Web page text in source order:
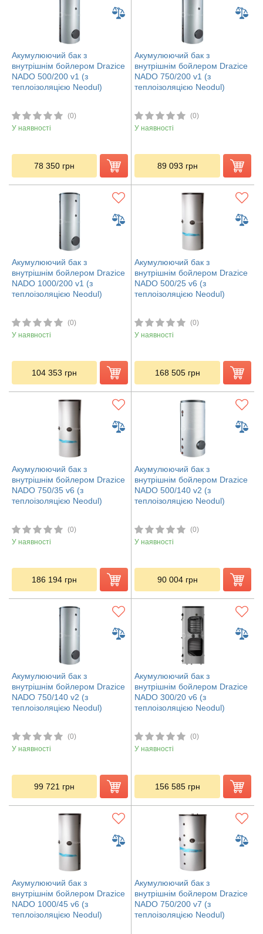
Акумулюючий бак з
внутрішнім бойлером Drazice
NADO 500/200 v1 (з
теплоізоляцією Neodul)
(0)
У наявності
78 350 грн
Акумулюючий бак з
внутрішнім бойлером Drazice
NADO 750/200 v1 (з
теплоізоляцією Neodul)
(0)
У наявності
89 093 грн
Акумулюючий бак з
внутрішнім бойлером Drazice
NADO 1000/200 v1 (з
теплоізоляцією Neodul)
(0)
У наявності
104 353 грн
Акумулюючий бак з
внутрішнім бойлером Drazice
NADO 500/25 v6 (з
теплоізоляцією Neodul)
(0)
У наявності
168 505 грн
Акумулюючий бак з
внутрішнім бойлером Drazice
NADO 750/35 v6 (з
теплоізоляцією Neodul)
(0)
У наявності
186 194 грн
Акумулюючий бак з
внутрішнім бойлером Drazice
NADO 500/140 v2 (з
теплоізоляцією Neodul)
(0)
У наявності
90 004 грн
Акумулюючий бак з
внутрішнім бойлером Drazice
NADO 750/140 v2 (з
теплоізоляцією Neodul)
(0)
У наявності
99 721 грн
Акумулюючий бак з
внутрішнім бойлером Drazice
NADO 300/20 v6 (з
теплоізоляцією Neodul)
(0)
У наявності
156 585 грн
Акумулюючий бак з
внутрішнім бойлером Drazice
NADO 1000/45 v6 (з
теплоізоляцією Neodul)
Акумулюючий бак з
внутрішнім бойлером Drazice
NADO 750/200 v7 (з
теплоізоляцією Neodul)